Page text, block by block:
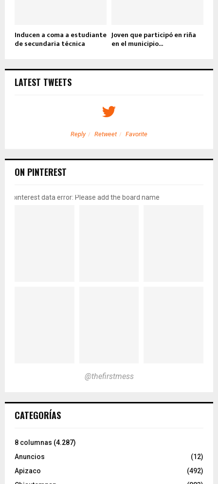
Inducen a coma a estudiante
de secundaria técnica
Joven que participó en riña
en el municipio...
LATEST TWEETS
Reply Retweet Favorite
ON PINTEREST
pinterest data error: Please add the board name
@thefirstmess
CATEGORÍAS
8 columnas (4.287)
Anuncios
(12)
Apizaco
(492)